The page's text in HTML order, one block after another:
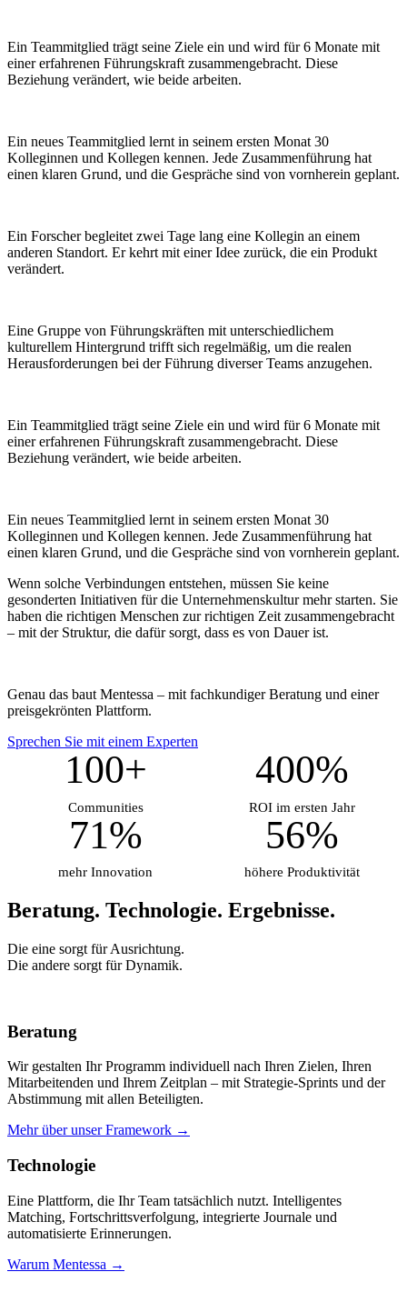
Ein Teammitglied trägt seine Ziele ein und wird für 6 Monate mit
einer erfahrenen Führungskraft zusammengebracht. Diese
Beziehung verändert, wie beide arbeiten.
Ein neues Teammitglied lernt in seinem ersten Monat 30
Kolleginnen und Kollegen kennen. Jede Zusammenführung hat
einen klaren Grund, und die Gespräche sind von vornherein geplant.
Ein Forscher begleitet zwei Tage lang eine Kollegin an einem
anderen Standort. Er kehrt mit einer Idee zurück, die ein Produkt
verändert.
Eine Gruppe von Führungskräften mit unterschiedlichem
kulturellem Hintergrund trifft sich regelmäßig, um die realen
Herausforderungen bei der Führung diverser Teams anzugehen.
Ein Teammitglied trägt seine Ziele ein und wird für 6 Monate mit
einer erfahrenen Führungskraft zusammengebracht. Diese
Beziehung verändert, wie beide arbeiten.
Ein neues Teammitglied lernt in seinem ersten Monat 30
Kolleginnen und Kollegen kennen. Jede Zusammenführung hat
einen klaren Grund, und die Gespräche sind von vornherein geplant.
Wenn solche Verbindungen entstehen, müssen Sie keine
gesonderten Initiativen für die Unternehmenskultur mehr starten. Sie
haben die richtigen Menschen zur richtigen Zeit zusammengebracht
– mit der Struktur, die dafür sorgt, dass es von Dauer ist.
Genau das baut Mentessa – mit fachkundiger Beratung und einer
preisgekrönten Plattform.
Sprechen Sie mit einem Experten
100+
Communities
400%
ROI im ersten Jahr
71%
mehr Innovation
56%
höhere Produktivität
Beratung. Technologie. Ergebnisse.
Die eine sorgt für Ausrichtung.
Die andere sorgt für Dynamik.
Beratung
Wir gestalten Ihr Programm individuell nach Ihren Zielen, Ihren
Mitarbeitenden und Ihrem Zeitplan – mit Strategie-Sprints und der
Abstimmung mit allen Beteiligten.
Mehr über unser Framework →
Technologie
Eine Plattform, die Ihr Team tatsächlich nutzt. Intelligentes
Matching, Fortschrittsverfolgung, integrierte Journale und
automatisierte Erinnerungen.
Warum Mentessa →